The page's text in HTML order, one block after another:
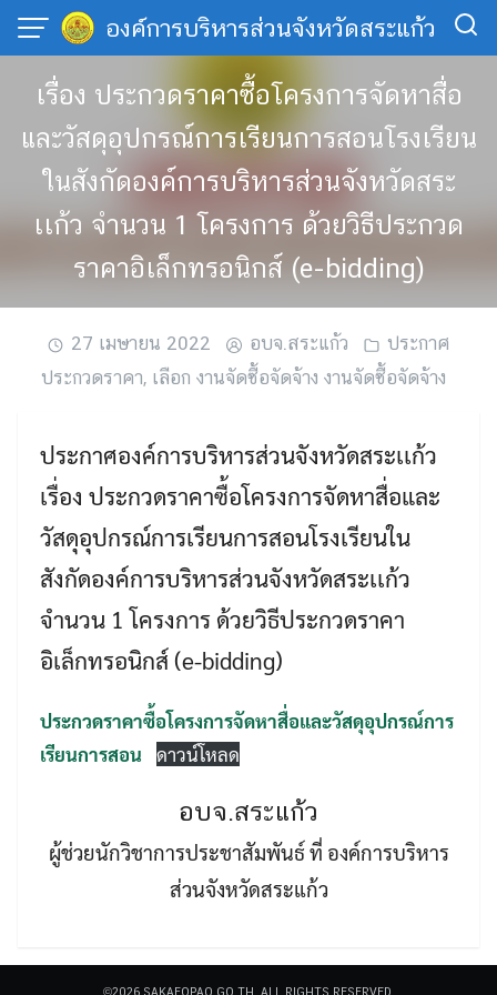
Skip
content
องค์การบริหารส่วนจังหวัดสระแก้ว
เรื่อง ประกวดราคาซื้อโครงการจัดหาสื่อ
และวัสดุอุปกรณ์การเรียนการสอนโรงเรียน
ในสังกัดองค์การบริหารส่วนจังหวัดสระ
เเก้ว จำนวน 1 โครงการ ด้วยวิธีประกวด
ราคาอิเล็กทรอนิกส์ (e-bidding)
27 เมษายน 2022 อบจ.สระแก้ว
ประกาศ
ประกวดราคา, เลือก งานจัดซื้อจัดจ้าง งานจัดซื้อจัดจ้าง
ประกาศองค์การบริหารส่วนจังหวัดสระเเก้ว
เรื่อง ประกวดราคาซื้อโครงการจัดหาสื่อและ
วัสดุอุปกรณ์การเรียนการสอนโรงเรียนใน
สังกัดองค์การบริหารส่วนจังหวัดสระเเก้ว
จำนวน 1 โครงการ ด้วยวิธีประกวดราคา
อิเล็กทรอนิกส์ (e-bidding)
ประกวดราคาซื้อโครงการจัดหาสื่อและวัสดุอุปกรณ์การ
เรียนการสอน
ดาวน์โหลด
อบจ.สระแก้ว
ผู้ช่วยนักวิชาการประชาสัมพันธ์ ที่ องค์การบริหาร
ส่วนจังหวัดสระแก้ว
©2026 SAKAEOPAO.GO.TH. ALL RIGHTS RESERVED.